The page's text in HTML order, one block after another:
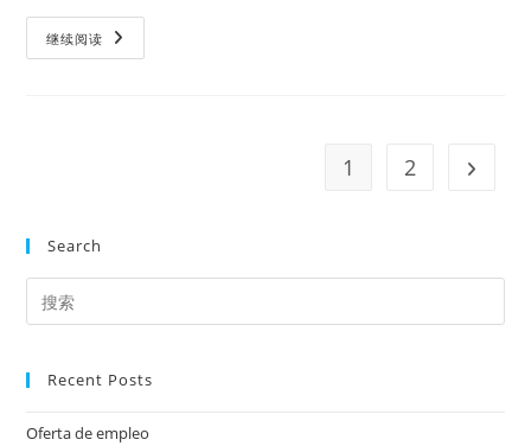
继续阅读 Recomendaciones
Para
1 2 Go to
Search
Recent Posts
Oferta de empleo